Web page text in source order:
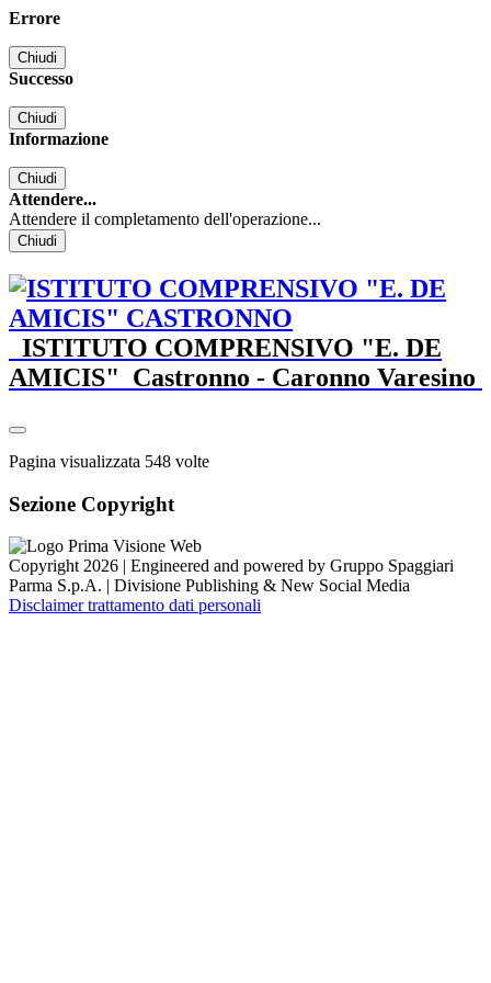
Errore
Chiudi
Successo
Chiudi
Informazione
Chiudi
Attendere...
Attendere il completamento dell'operazione...
Chiudi
ISTITUTO COMPRENSIVO "E. DE
AMICIS" Castronno - Caronno Varesino
Pagina visualizzata 548 volte
Sezione Copyright
Copyright 2026 | Engineered and powered by Gruppo Spaggiari
Parma S.p.A. | Divisione Publishing & New Social Media
Disclaimer trattamento dati personali